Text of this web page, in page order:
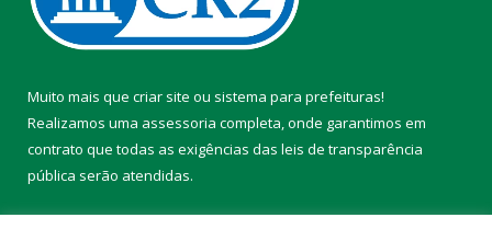
Muito mais que criar site ou sistema para prefeituras!
Realizamos uma assessoria completa, onde garantimos em
contrato que todas as exigências das leis de transparência
pública serão atendidas.